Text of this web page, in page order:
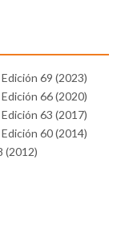
Edición 69 (2023)
Edición 66 (2020)
Edición 63 (2017)
Edición 60 (2014)
(2012)